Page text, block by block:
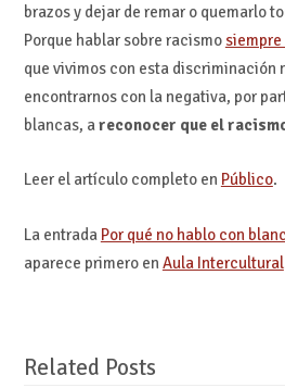
brazos y dejar de remar o quemarlo
Porque hablar sobre racismo
que vivimos con esta discriminación
encontrarnos con la negativa, por
blancas, areconocer que el
Leer el artículo completo en Público.
La entrada Por qué no hablo con
aparece primero en Aula Intercultural
Related Posts